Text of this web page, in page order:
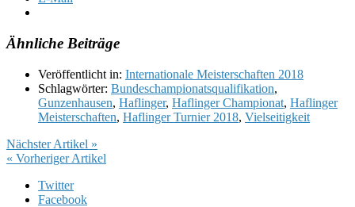
Ähnliche Beiträge
Veröffentlicht in: Internationale Meisterschaften 2018
Schlagwörter: Bundeschampionatsqualifikation,
Gunzenhausen, Haflinger, Haflinger Championat, Haflinger
Meisterschaften, Haflinger Turnier 2018, Vielseitigkeit
Nächster Artikel »
« Vorheriger Artikel
Twitter
Facebook